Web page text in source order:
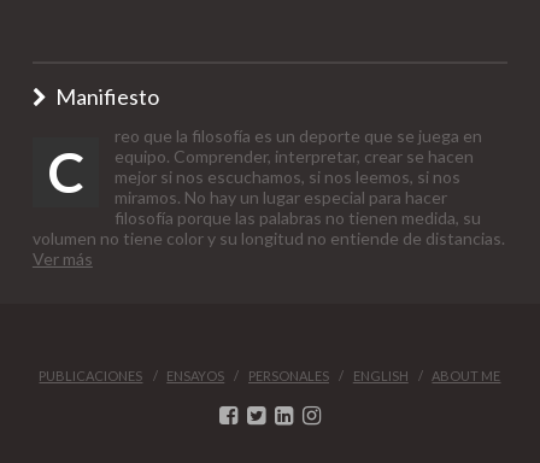
Manifiesto
C
reo que la filosofía es un deporte que se juega en
equipo. Comprender, interpretar, crear se hacen
mejor si nos escuchamos, si nos leemos, si nos
miramos. No hay un lugar especial para hacer
filosofía porque las palabras no tienen medida, su
volumen no tiene color y su longitud no entiende de distancias.
Ver más
PUBLICACIONES ENSAYOS PERSONALES ENGLISH ABOUT ME